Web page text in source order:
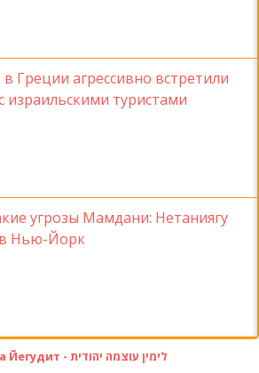
Греции агрессивно встретили
израильскими туристами
угрозы Мамдани: Нетаниягу
в Нью-Йорк
За Оцма Йегудит - לימין עוצמה יהודית